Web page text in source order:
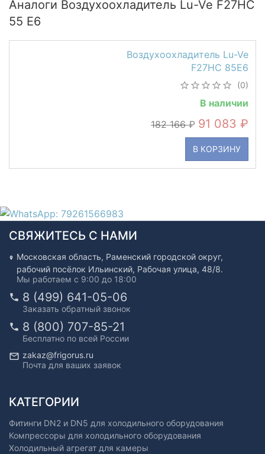
Аналоги Воздухоохладитель Lu-Ve F27HC
55 E6
Воздухоохладитель Lu-Ve
F27HC 85E6
(0)
В наличии
182 166
91 083
В КОРЗИНУ
СВЯЖИТЕСЬ С НАМИ
Московская область, Раменский городской округ,
рабочий посёлок Ильинский, Рабочая улица, 48/8.
Мы работаем с 9:00 до 18:00
8 (499) 641-05-06
Заказать обратный звонок
8 (800) 707-85-21
Бесплатно по всей России
zakaz@frigorus.ru
Почта для ваших заявок
КАТЕГОРИИ
Фитинги DN2 и DN5 для холодильного оборудования
Компрессоры для холодильного оборудования
Холодильный агрегат для камеры